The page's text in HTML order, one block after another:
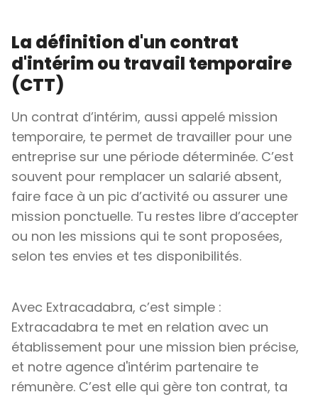
La définition d'un contrat
d'intérim ou travail temporaire
(CTT)
Un contrat d’intérim, aussi appelé mission
temporaire, te permet de travailler pour une
entreprise sur une période déterminée. C’est
souvent pour remplacer un salarié absent,
faire face à un pic d’activité ou assurer une
mission ponctuelle. Tu restes libre d’accepter
ou non les missions qui te sont proposées,
selon tes envies et tes disponibilités.
Avec Extracadabra, c’est simple :
Extracadabra te met en relation avec un
établissement pour une mission bien précise,
et notre agence d'intérim partenaire te
rémunère. C’est elle qui gère ton contrat, ta